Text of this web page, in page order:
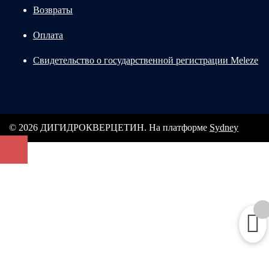
Возвраты
Оплата
Свидетельство о государственной регистрации Meleze
© 2026 ДИГИДРОКВЕРЦЕТИН. На платформе Sydney